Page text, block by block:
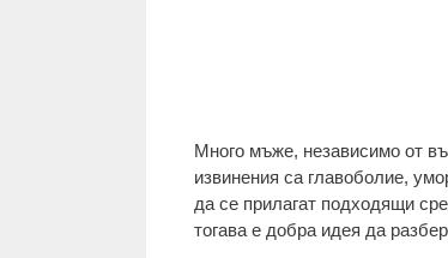
Много мъже, независимо от
извинения са главоболие,
да се прилагат подходящи
тогава е добра идея да